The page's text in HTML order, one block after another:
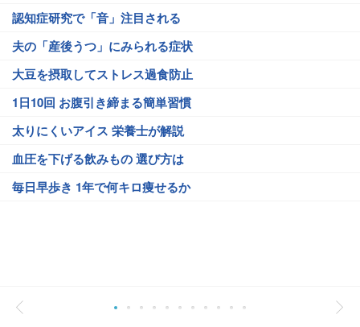
認知症研究で「音」注目される
夫の「産後うつ」にみられる症状
大豆を摂取してストレス過食防止
1日10回 お腹引き締まる簡単習慣
太りにくいアイス 栄養士が解説
血圧を下げる飲みもの 選び方は
毎日早歩き 1年で何キロ痩せるか